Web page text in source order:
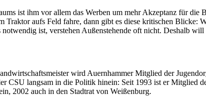
ist ihm vor allem das Werben um mehr Akzeptanz für
Traktor aufs Feld fahre, dann gibt es diese kritischen
ist, verstehen Außenstehende oft nicht. Deshalb
wird Auernhammer Mitglied der
CSU langsam in die Politik hinein: Seit 1993 ist er Mitglied
2002 auch in den Stadtrat von Weißenburg.